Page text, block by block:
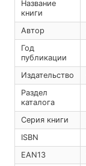
Название
книги
Автор
Год
публикации
Издательство
Раздел
каталога
Серия книги
ISBN
EAN13